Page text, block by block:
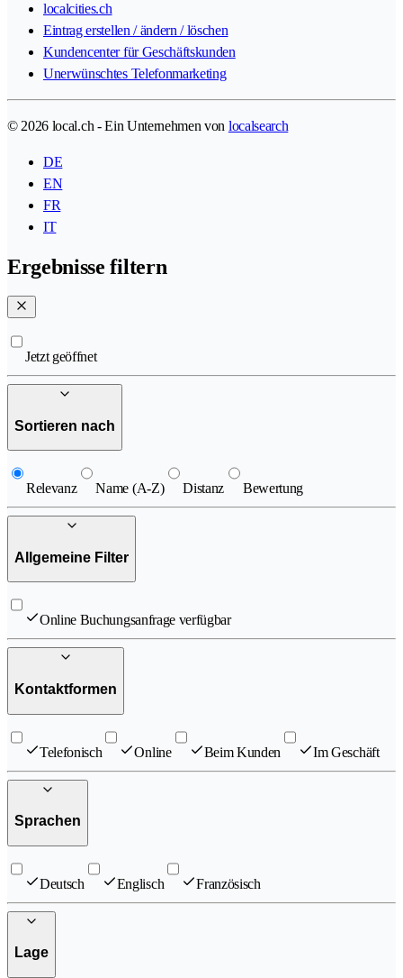
localcities.ch
Eintrag erstellen / ändern / löschen
Kundencenter für Geschäftskunden
Unerwünschtes Telefonmarketing
© 2026 local.ch - Ein Unternehmen von localsearch
DE
EN
FR
IT
Ergebnisse filtern
Jetzt geöffnet
Sortieren nach
Relevanz Name (A-Z) Distanz Bewertung
Allgemeine Filter
Online Buchungsanfrage verfügbar
Kontaktformen
Telefonisch Online Beim Kunden Im Geschäft
Sprachen
Deutsch Englisch Französisch
Lage